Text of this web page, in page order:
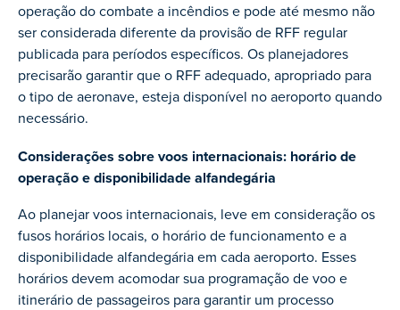
operação do combate a incêndios e pode até mesmo não
ser considerada diferente da provisão de RFF regular
publicada para períodos específicos. Os planejadores
precisarão garantir que o RFF adequado, apropriado para
o tipo de aeronave, esteja disponível no aeroporto quando
necessário.
Considerações sobre voos internacionais: horário de
operação e disponibilidade alfandegária
Ao planejar voos internacionais, leve em consideração os
fusos horários locais, o horário de funcionamento e a
disponibilidade alfandegária em cada aeroporto. Esses
horários devem acomodar sua programação de voo e
itinerário de passageiros para garantir um processo